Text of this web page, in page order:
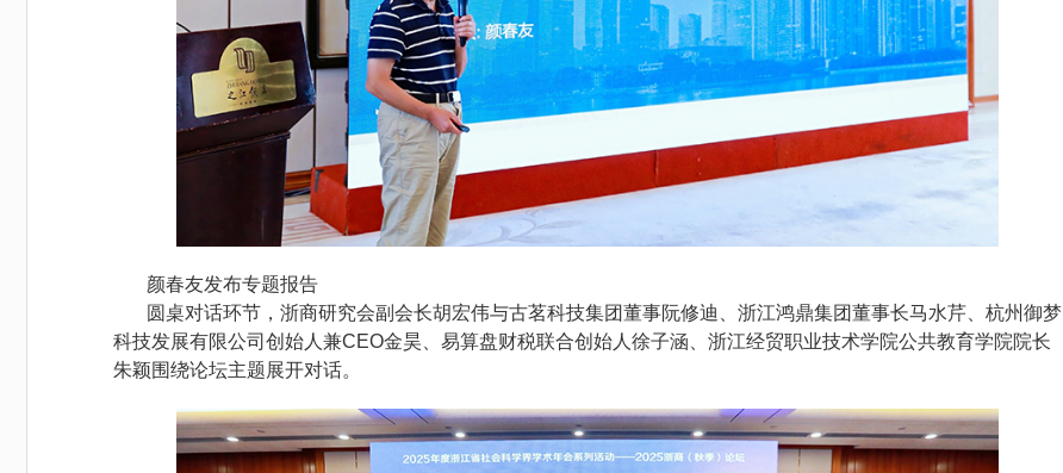
颜春友发布专题报告
圆桌对话环节，浙商研究会副会长胡宏伟与古茗科技集团董事阮修迪、浙江鸿鼎集团董事长马水芹、杭州御梦
科技发展有限公司创始人兼CEO金昊、易算盘财税联合创始人徐子涵、浙江经贸职业技术学院公共教育学院院长
朱颖围绕论坛主题展开对话。